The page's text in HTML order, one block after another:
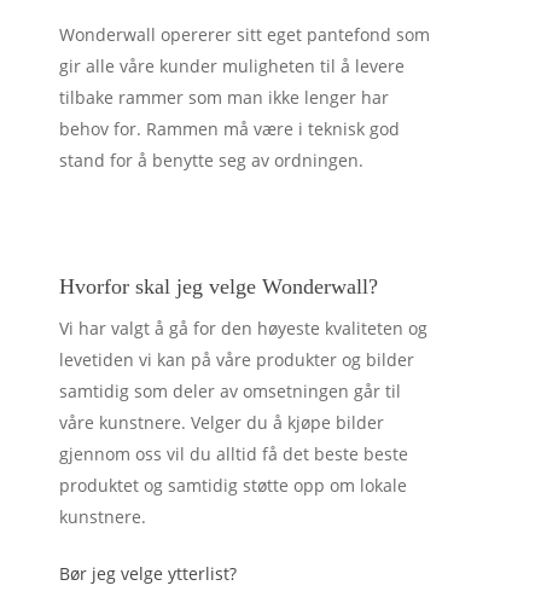
Wonderwall opererer sitt eget pantefond som
gir alle våre kunder muligheten til å levere
tilbake rammer som man ikke lenger har
behov for. Rammen må være i teknisk god
stand for å benytte seg av ordningen.
Hvorfor skal jeg velge Wonderwall?
Vi har valgt å gå for den høyeste kvaliteten og
levetiden vi kan på våre produkter og bilder
samtidig som deler av omsetningen går til
våre kunstnere. Velger du å kjøpe bilder
gjennom oss vil du alltid få det beste beste
produktet og samtidig støtte opp om lokale
kunstnere.
Bør jeg velge ytterlist?